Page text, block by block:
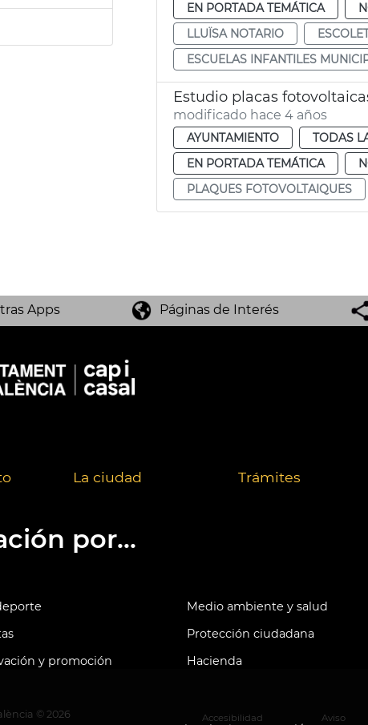
EN PORTADA TEMÁTICA
LLUÏSA NOTARIO
ESCUELAS INFANTILES
Estudio placas
modificado hace 4 años
AYUNTAMIENTO TODAS
EN PORTADA TEMÁTICA
PLAQUES FOTOVOLTAIQUES
Apps Páginas de Interés
La ciudad Trámites
por...
Medio ambiente y salud
Protección ciudadana
y promoción
Hacienda
© 2026 Accesibilidad Aviso